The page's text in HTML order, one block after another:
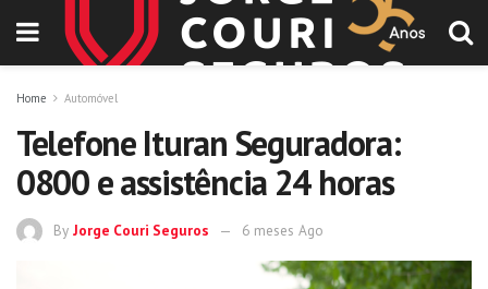
Home Automóvel
Telefone Ituran Seguradora:
0800 e assistência 24 horas
By Jorge Couri Seguros 6 meses Ago